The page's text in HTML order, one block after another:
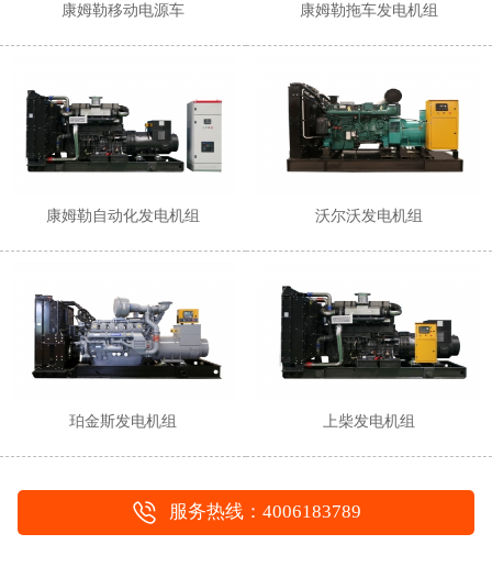
康姆勒移动电源车 康姆勒拖车发电机组
康姆勒自动化发电机组 沃尔沃发电机组
珀金斯发电机组 上柴发电机组
服务热线：4006183789